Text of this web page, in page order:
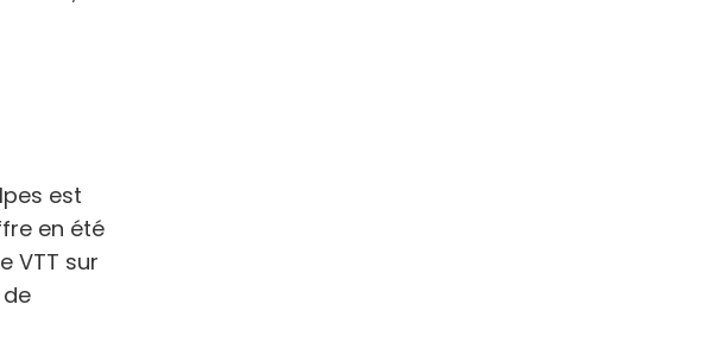
est
en été
VTT sur